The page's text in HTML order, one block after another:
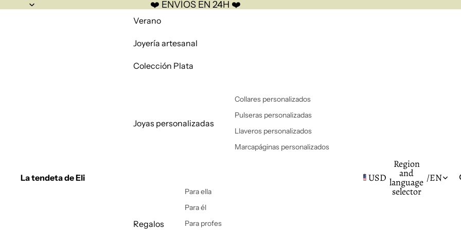
❤️ ENVÍOS EN 24H ❤️
La tendeta de Eli
Verano
Joyería artesanal
Colección Plata
Joyas personalizadas
Collares personalizados
Pulseras personalizadas
Llaveros personalizados
Marcapáginas personalizados
Regalos
Para ella
Para él
Para profes
USD
Region
and
language
selector
/EN